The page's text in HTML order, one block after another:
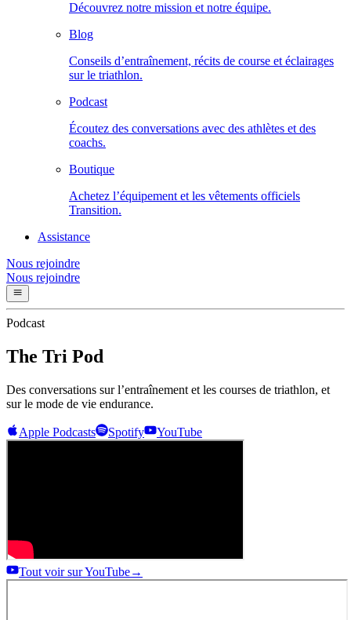
Découvrez notre mission et notre équipe.
Blog
Conseils d’entraînement, récits de course et éclairages
sur le triathlon.
Podcast
Écoutez des conversations avec des athlètes et des
coachs.
Boutique
Achetez l’équipement et les vêtements officiels
Transition.
Assistance
Nous rejoindre
Nous rejoindre
Podcast
The Tri Pod
Des conversations sur l’entraînement et les courses de triathlon, et
sur le mode de vie endurance.
Apple Podcasts Spotify YouTube
Tout voir sur YouTube→